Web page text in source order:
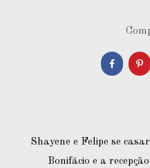
Shayene e Felipe se
Bonifácio e a